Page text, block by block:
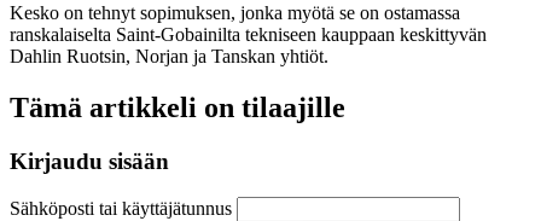
Kesko on tehnyt sopimuksen, jonka myötä se on ostamassa
ranskalaiselta Saint-Gobainilta tekniseen kauppaan keskittyvän
Dahlin Ruotsin, Norjan ja Tanskan yhtiöt.
Tämä artikkeli on tilaajille
Kirjaudu sisään
Sähköposti tai käyttäjätunnus